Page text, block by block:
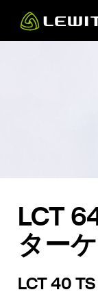
main
LCT
ター
LCT 40 TS